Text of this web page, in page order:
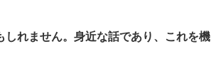
れません。身近な話であり、これを